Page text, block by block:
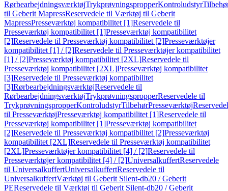
RørbearbejdningsværktøjTrykprøvningspropperKontroludstyr
til Geberit MapressReservedele til Værktøj til Geberit
MapressPresseværktøj kompatibilitet [1]Reservedele til
Presseværktøj kompatibilitet [1]Presseværktøj kompatibilitet
[2]Reservedele til Presseværktøj kompatibilitet [2]Presseværktøjer
kompatibilitet [1] / [2]Reservedele til Presseværktøjer kompatibilitet
[1] / [2]Presseværktøj kompatibilitet [2XL]Reservedele til
Presseværktøj kompatibilitet [2XL]Presseværktøj kompatibilitet
[3]Reservedele til Presseværktøj kompatibilitet
[3]RørbearbejdningsværktøjReservedele til
RørbearbejdningsværktøjTrykprøvningspropperReservedele til
TrykprøvningspropperKontroludstyrTilbehørPresseværktøj
til PresseværktøjPresseværktøj kompatibilitet [1]Reservedele til
Presseværktøj kompatibilitet [1]Presseværktøj kompatibilitet
[2]Reservedele til Presseværktøj kompatibilitet [2]Presseværktøj
kompatibilitet [2XL]Reservedele til Presseværktøj kompatibilitet
[2XL]Presseværktøjer kompatibilitet [4] / [2]Reservedele til
Presseværktøjer kompatibilitet [4] / [2]UniversalkuffertReservedele
til UniversalkuffertUniversalkuffertReservedele til
UniversalkuffertVærktøj til Geberit Silent-db20 / Geberit
PEReservedele til Værktøj til Geberit Silent-db20 / Geberit